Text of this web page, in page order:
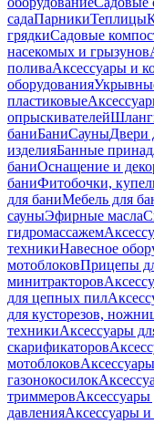
садаПарникиТеплицы
грядкиСадовые
насекомых и грызунов
поливаАксессуары и
оборудования
пластиковые
опрыскивателей
баниБаниСауныДвери
изделияБанные
баниОснащение и
баниФитобочки,
для баниМебель для
сауныЭфирные масла
гидромассажем
техникиНавесное
мотоблоковПрицепы
минитракторов
для цепных пил
для кусторезов,
техникиАксессуары
скарификаторов
мотоблоков
газонокосилок
триммеровАксессуары
давленияАксессуары